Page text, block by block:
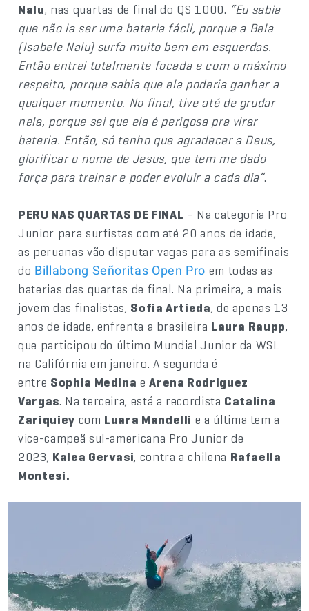
Nalu, nas quartas de final do QS 1000. “Eu sabia
que não ia ser uma bateria fácil, porque a Bela
(Isabele Nalu) surfa muito bem em esquerdas.
Então entrei totalmente focada e com o máximo
respeito, porque sabia que ela poderia ganhar a
qualquer momento. No final, tive até de grudar
nela, porque sei que ela é perigosa pra virar
bateria. Então, só tenho que agradecer a Deus,
glorificar o nome de Jesus, que tem me dado
força para treinar e poder evoluir a cada dia”.
PERU NAS QUARTAS DE FINAL – Na categoria Pro
Junior para surfistas com até 20 anos de idade,
as peruanas vão disputar vagas para as semifinais
do Billabong Señoritas Open Pro em todas as
baterias das quartas de final. Na primeira, a mais
jovem das finalistas, Sofia Artieda, de apenas 13
anos de idade, enfrenta a brasileira Laura Raupp,
que participou do último Mundial Junior da WSL
na Califórnia em janeiro. A segunda é
entre Sophia Medina eArena Rodriguez
Vargas. Na terceira, está a recordista Catalina
Zariquiey com Luara Mandelli e a última tem a
vice-campeã sul-americana Pro Junior de
2023, Kalea Gervasi, contra a chilena Rafaella
Montesi.